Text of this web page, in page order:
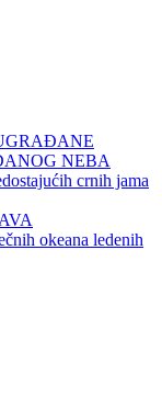
NEBA
crnih jama
okeana ledenih